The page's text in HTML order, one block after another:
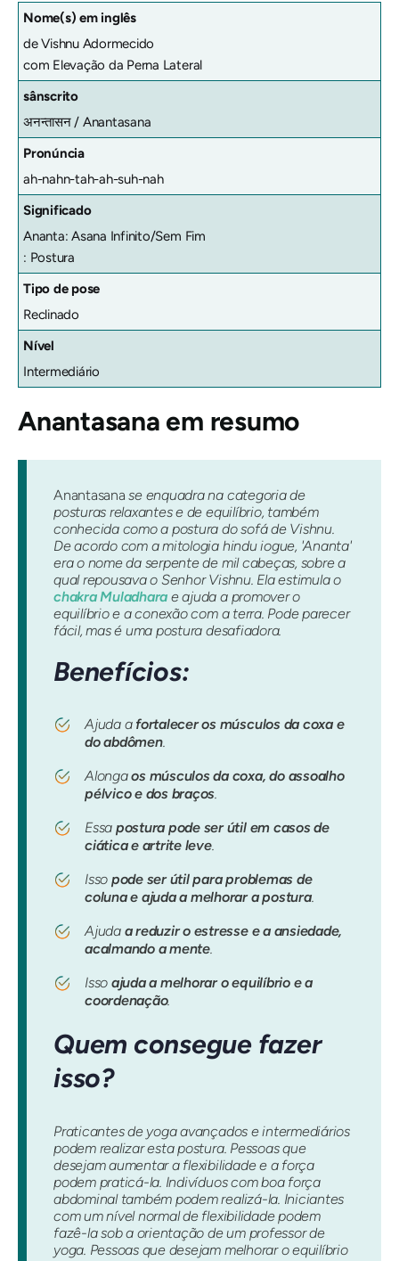
Nome(s) em inglês
de Vishnu Adormecido
com Elevação da Perna Lateral
sânscrito
अनन्तासन / Anantasana
Pronúncia
ah-nahn-tah-ah-suh-nah
Significado
Ananta: Asana Infinito/Sem Fim
: Postura
Tipo de pose
Reclinado
Nível
Intermediário
Anantasana em resumo
Anantasana se enquadra na categoria de
posturas relaxantes e de equilíbrio, também
conhecida como a postura do sofá de Vishnu.
De acordo com a mitologia hindu iogue, 'Ananta'
era o nome da serpente de mil cabeças, sobre a
qual repousava o Senhor Vishnu. Ela estimula o
chakra Muladhara e ajuda a promover o
equilíbrio e a conexão com a terra. Pode parecer
fácil, mas é uma postura desafiadora.
Benefícios:
Ajuda a fortalecer os músculos da coxa e
do abdômen.
Alongaos músculos da coxa, do assoalho
pélvico e dos braços.
Essa postura pode ser útil em casos de
ciática e artrite leve.
Isso pode ser útil para problemas de
coluna e ajuda a melhorar a postura.
Ajuda a reduzir o estresse e a ansiedade,
acalmando a mente.
Isso ajuda a melhorar o equilíbrio e a
coordenação.
Quem consegue fazer
isso?
Praticantes de yoga avançados e intermediários
podem realizar esta postura. Pessoas que
desejam aumentar a flexibilidade e a força
podem praticá-la. Indivíduos com boa força
abdominal também podem realizá-la. Iniciantes
com um nível normal de flexibilidade podem
fazê-la sob a orientação de um professor de
yoga. Pessoas que desejam melhorar o equilíbrio